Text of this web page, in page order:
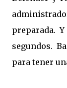
preparada.
segundos.
para tener